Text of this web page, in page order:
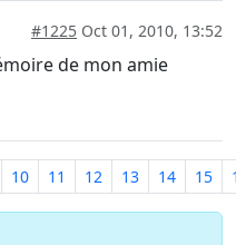
#1225 Oct 01, 2010, 13:52
de mon amie
10 11 12 13 14 15